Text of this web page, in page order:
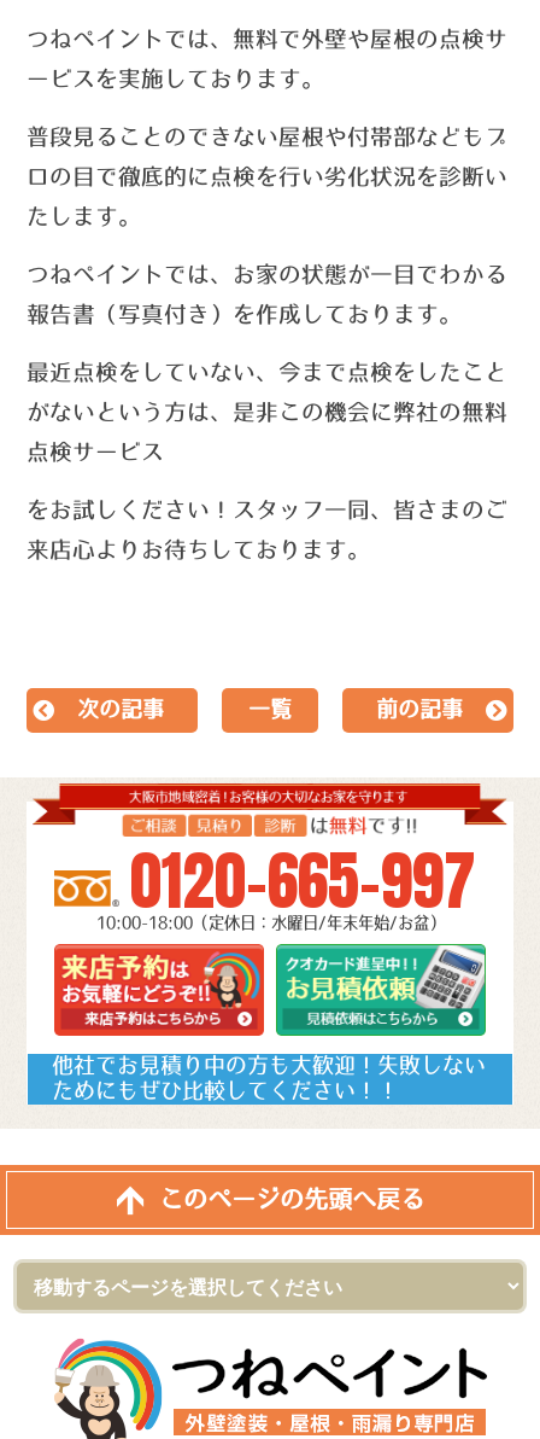
つねペイントでは、無料で外壁や屋根の点検サ
ービスを実施しております。
普段見ることのできない屋根や付帯部などもプ
ロの目で徹底的に点検を行い劣化状況を診断い
たします。
つねペイントでは、お家の状態が一目でわかる
報告書（写真付き）を作成しております。
最近点検をしていない、今まで点検をしたこと
がないという方は、 是非この機会に弊社の無料
点検サービス
を お試しください！ スタッフ一同、皆さまのご
来店心よりお待ちしております。
次の記事 一覧 前の記事
0120-665-997
10:00-18:00（定休日：水曜日/年末年始/お盆）
他社でお見積り中の方も大歓迎！失敗しない
ためにもぜひ比較してください！！
このページの先頭へ戻る